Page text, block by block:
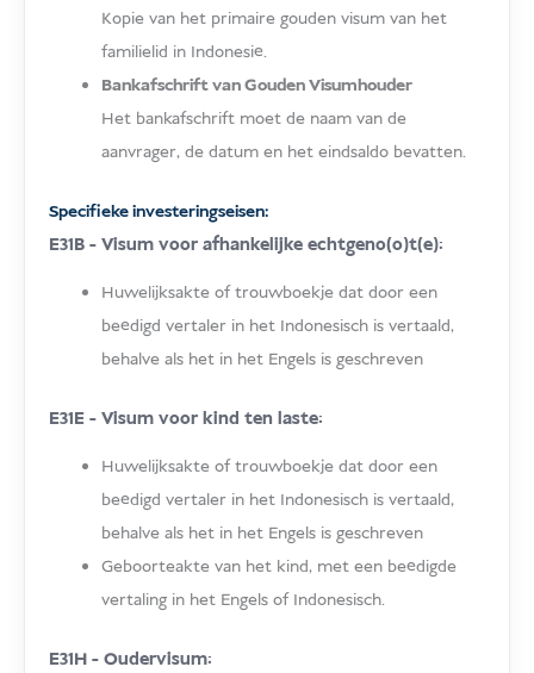
Kopie van het primaire gouden visum van het
familielid in Indonesië.
Bankafschrift van Gouden Visumhouder
Het bankafschrift moet de naam van de
aanvrager, de datum en het eindsaldo bevatten.
Specifieke investeringseisen:
E31B - Visum voor afhankelijke echtgeno(o)t(e):
Huwelijksakte of trouwboekje dat door een
beëdigd vertaler in het Indonesisch is vertaald,
behalve als het in het Engels is geschreven
E31E - Visum voor kind ten laste:
Huwelijksakte of trouwboekje dat door een
beëdigd vertaler in het Indonesisch is vertaald,
behalve als het in het Engels is geschreven
Geboorteakte van het kind, met een beëdigde
vertaling in het Engels of Indonesisch.
E31H - Oudervisum: